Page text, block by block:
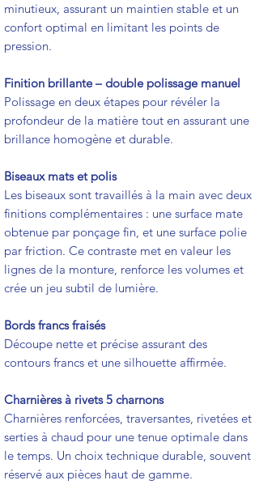
minutieux, assurant un maintien stable et un
confort optimal en limitant les points de
pression.
Finition brillante – double polissage manuel
Polissage en deux étapes pour révéler la
profondeur de la matière tout en assurant une
brillance homogène et durable.
Biseaux mats et polis
Les biseaux sont travaillés à la main avec deux
finitions complémentaires : une surface mate
obtenue par ponçage fin, et une surface polie
par friction. Ce contraste met en valeur les
lignes de la monture, renforce les volumes et
crée un jeu subtil de lumière.
Bords francs fraisés
Découpe nette et précise assurant des
contours francs et une silhouette affirmée.
Charnières à rivets 5 charnons
Charnières renforcées, traversantes, rivetées et
serties à chaud pour une tenue optimale dans
le temps. Un choix technique durable, souvent
réservé aux pièces haut de gamme.